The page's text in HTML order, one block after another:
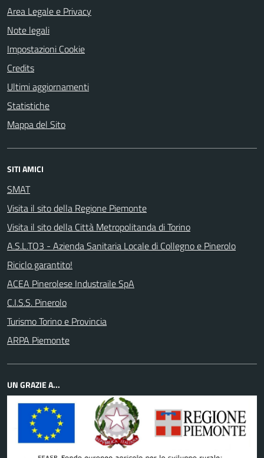
Area Legale e Privacy
Note legali
Impostazioni Cookie
Credits
Ultimi aggiornamenti
Statistiche
Mappa del Sito
SITI AMICI
SMAT
Visita il sito della Regione Piemonte
Visita il sito della Città Metropolitanda di Torino
A.S.L.TO3 - Azienda Sanitaria Locale di Collegno e Pinerolo
Riciclo garantito!
ACEA Pinerolese Industraile SpA
C.I.S.S. Pinerolo
Turismo Torino e Provincia
ARPA Piemonte
UN GRAZIE A...